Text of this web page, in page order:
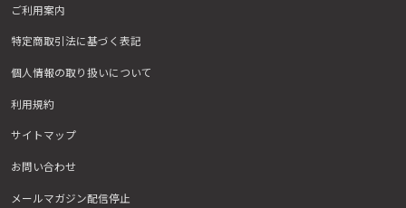
ご利用案内
特定商取引法に基づく表記
個人情報の取り扱いについて
利用規約
サイトマップ
お問い合わせ
メールマガジン配信停止